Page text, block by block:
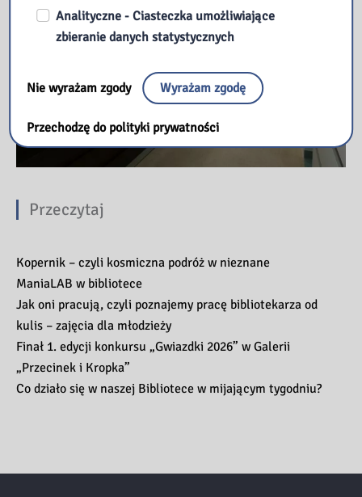
Przeczytaj
Kopernik – czyli kosmiczna podróż w nieznane
ManiaLAB w bibliotece
Jak oni pracują, czyli poznajemy pracę bibliotekarza od
kulis – zajęcia dla młodzieży
Finał 1. edycji konkursu „Gwiazdki 2026” w Galerii
„Przecinek i Kropka”
Co działo się w naszej Bibliotece w mijającym tygodniu?
Analityczne - Ciasteczka umożliwiające
zbieranie danych statystycznych
Nie wyrażam zgody Wyrażam zgodę
Przechodzę do polityki prywatności